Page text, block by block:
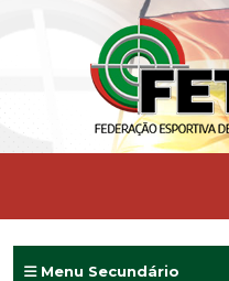
Menu Secundário